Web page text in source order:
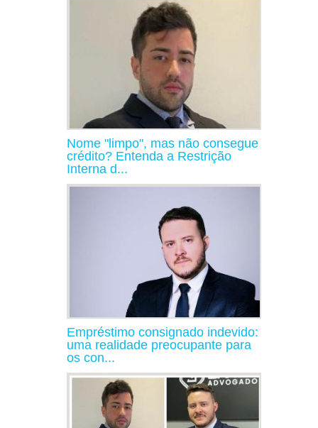
Nome "limpo", mas não consegue
crédito? Entenda a Restrição
Interna d...
Empréstimo consignado indevido:
uma realidade preocupante para
os con...